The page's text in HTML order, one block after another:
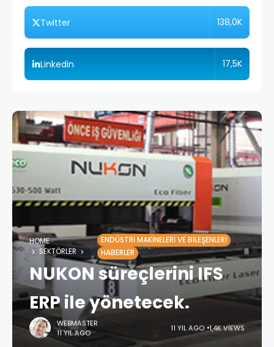
Twitter 138,0K
Linkedin 17,5K
HOME
SEKTÖRLER
ENDÜSTRI MAKINELERI VE BILEŞENLERI
HABERLER
NUKON süreçlerini IFS
ERP ile yönetecek.
WEBMASTER
11 YIL AGO
11 YIL AGO 1,4K VIEWS